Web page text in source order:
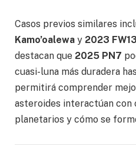
Casos previos similares
Kamo’oalewa y 2023 FW13
destacan que 2025 PN7
cuasi-luna más duradera
permitirá comprender
asteroides interactúan con
planetarios y cómo se